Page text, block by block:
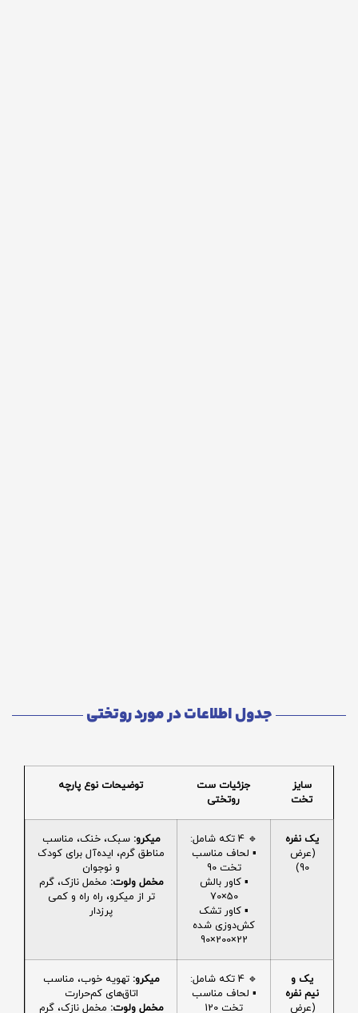
جدول اطلاعات در مورد روتختی
سایز
تخت
جزئیات ست
روتختی
توضیحات نوع پارچه
یک نفره
(عرض
90)
🔹 4 تکه شامل:
▪️ لحاف مناسب
تخت 90
▪️ کاور بالش
50×70
▪️ کاور تشک
کش‌دوزی شده
22×200×90
میکرو: سبک، خنک، مناسب
مناطق گرم، ایده‌آل برای کودک
و نوجوان
مخمل ولوت: مخمل نازک، گرم
تر از میکرو، راه راه و کمی
پرزدار
یک و
نیم نفره
(عرض
🔹 4 تکه شامل:
▪️ لحاف مناسب
تخت 120
میکرو: تهویه خوب، مناسب
اتاق‌های کم‌حرارت
مخمل ولوت: مخمل نازک، گرم